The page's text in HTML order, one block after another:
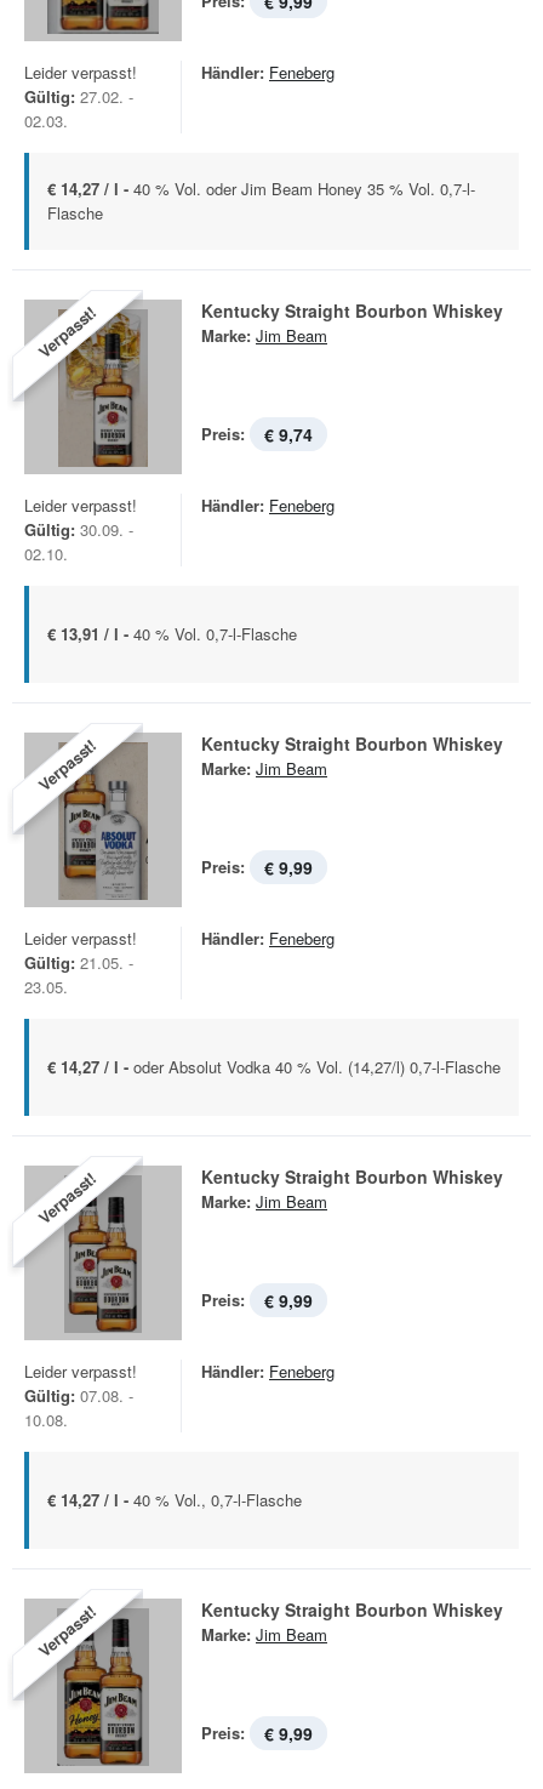
Leider verpasst!
Gültig: 27.02. -
02.03.
Händler: Feneberg
€ 14,27 / l - 40 % Vol. oder Jim Beam Honey 35 % Vol. 0,7-l-
Flasche
Verpasst! Kentucky Straight Bourbon Whiskey
Marke: Jim Beam
Preis: € 9,74
Leider verpasst!
Gültig: 30.09. -
02.10.
Händler: Feneberg
€ 13,91 / l - 40 % Vol. 0,7-l-Flasche
Verpasst! Kentucky Straight Bourbon Whiskey
Marke: Jim Beam
Preis: € 9,99
Leider verpasst!
Gültig: 21.05. -
23.05.
Händler: Feneberg
€ 14,27 / l - oder Absolut Vodka 40 % Vol. (14,27/l) 0,7-l-Flasche
Verpasst! Kentucky Straight Bourbon Whiskey
Marke: Jim Beam
Preis: € 9,99
Leider verpasst!
Gültig: 07.08. -
10.08.
Händler: Feneberg
€ 14,27 / l - 40 % Vol., 0,7-l-Flasche
Verpasst! Kentucky Straight Bourbon Whiskey
Marke: Jim Beam
Preis: € 9,99